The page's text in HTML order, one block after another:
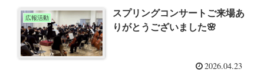
広報活動
スプリングコンサートご来場あ
りがとうございました🌸
2026.04.23